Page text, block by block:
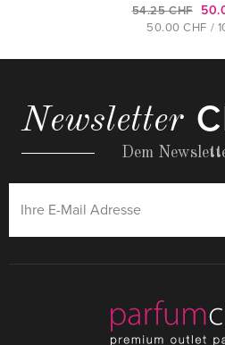
54.25 CHF
50.00 CHF /
Newsletter
Dem